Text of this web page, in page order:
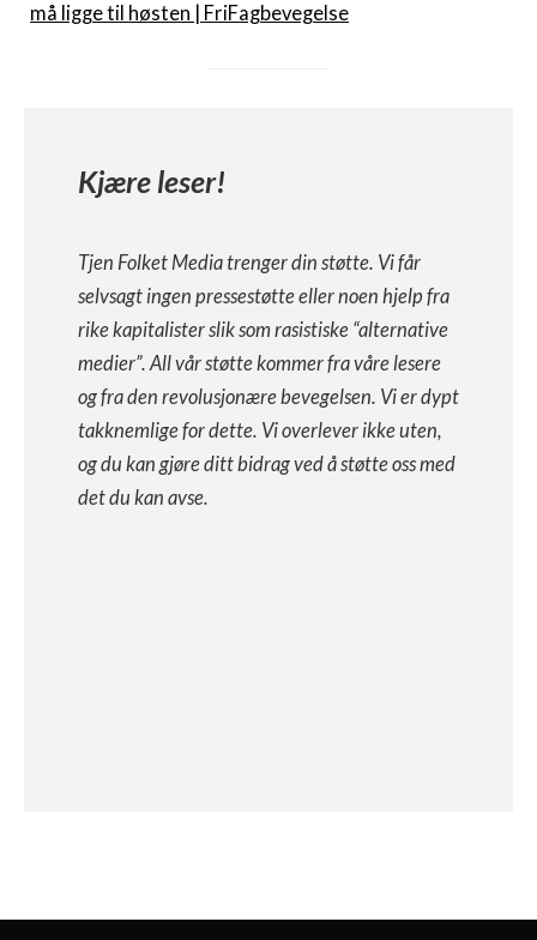
må ligge til høsten | FriFagbevegelse
Kjære leser!
Tjen Folket Media trenger din støtte. Vi får
selvsagt ingen pressestøtte eller noen hjelp fra
rike kapitalister slik som rasistiske “alternative
medier”. All vår støtte kommer fra våre lesere
og fra den revolusjonære bevegelsen. Vi er dypt
takknemlige for dette. Vi overlever ikke uten,
og du kan gjøre ditt bidrag ved å støtte oss med
det du kan avse.